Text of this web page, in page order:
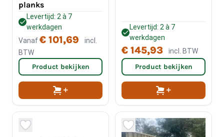
planks
Levertijd: 2 à 7
werkdagen
Vanaf€ 101,69
incl.
BTW
Product bekijken
Levertijd: 2 à 7
werkdagen
€ 145,93 incl. BTW
Product bekijken